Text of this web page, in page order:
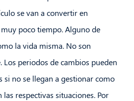
se van a convertir en
poco tiempo. Alguno de
la vida misma. No son
Los periodos de cambios pueden
si no se llegan a gestionar como
respectivas situaciones. Por